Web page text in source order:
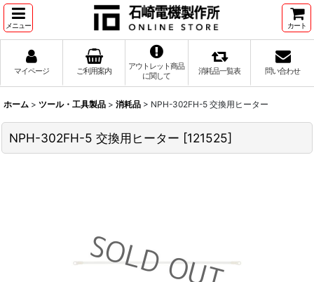
メニュー カート
マイページ ご利用案内
アウトレット商品
に関して
消耗品一覧表 問い合わせ
ホーム > ツール・工具製品 > 消耗品 > NPH-302FH-5 交換用ヒーター
NPH-302FH-5 交換用ヒーター [121525]